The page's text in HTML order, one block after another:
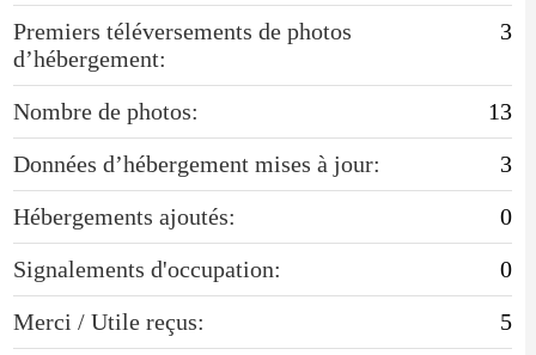
Premiers téléversements de photos
d’hébergement:
3
Nombre de photos:
13
Données d’hébergement mises à jour:
3
Hébergements ajoutés:
0
Signalements d'occupation:
0
Merci / Utile reçus:
5